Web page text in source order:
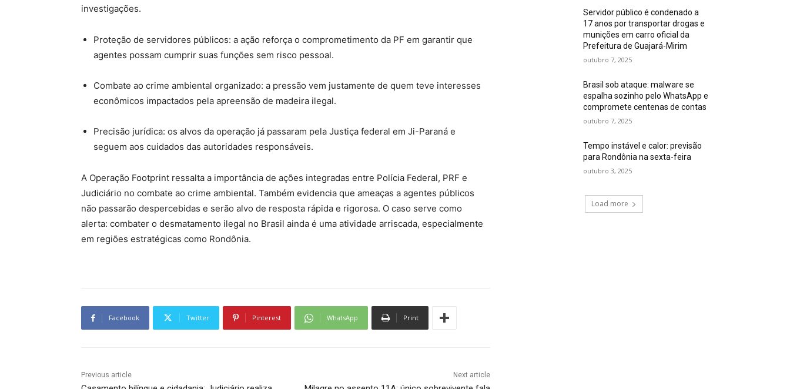
investigações.
Proteção de servidores públicos: a ação reforça o comprometimento da PF em garantir que
agentes possam cumprir suas funções sem risco pessoal.
Combate ao crime ambiental organizado: a pressão vem justamente de quem teve interesses
econômicos impactados pela apreensão de madeira ilegal.
Precisão jurídica: os alvos da operação já passaram pela Justiça federal em Ji-Paraná e
seguem aos cuidados das autoridades responsáveis.
A Operação Footprint ressalta a importância de ações integradas entre Polícia Federal, PRF e
Judiciário no combate ao crime ambiental. Também evidencia que ameaças a agentes públicos
não passarão despercebidas e serão alvo de resposta rápida e rigorosa. O caso serve como
alerta: combater o desmatamento ilegal no Brasil ainda é uma atividade arriscada, especialmente
em regiões estratégicas como Rondônia.
Facebook Twitter Pinterest WhatsApp Print
Previous article Next article
Servidor público é condenado a
17 anos por transportar drogas e
munições em carro oficial da
Prefeitura de Guajará-Mirim
outubro 7, 2025
Brasil sob ataque: malware se
espalha sozinho pelo WhatsApp e
compromete centenas de contas
outubro 7, 2025
Tempo instável e calor: previsão
para Rondônia na sexta-feira
outubro 3, 2025
Load more